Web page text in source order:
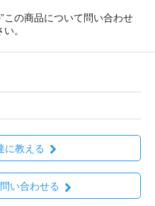
この商品について問い合わせ
。
に教える
い合わせる